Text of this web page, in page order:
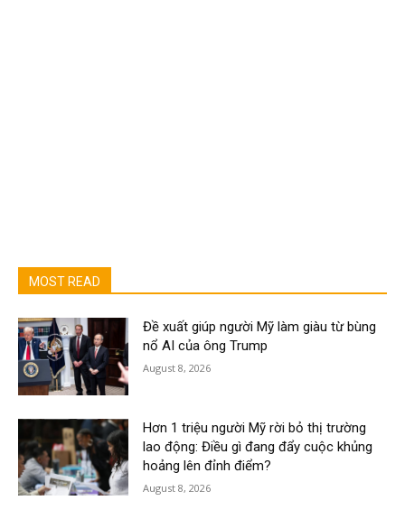
MOST READ
Đề xuất giúp người Mỹ làm giàu từ bùng
nổ AI của ông Trump
August 8, 2026
Hơn 1 triệu người Mỹ rời bỏ thị trường
lao động: Điều gì đang đẩy cuộc khủng
hoảng lên đỉnh điểm?
August 8, 2026